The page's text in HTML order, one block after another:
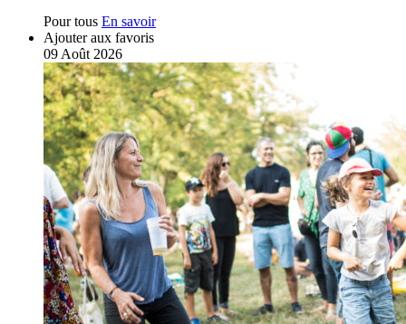
Pour tous En savoir
Ajouter aux favoris
09Août 2026